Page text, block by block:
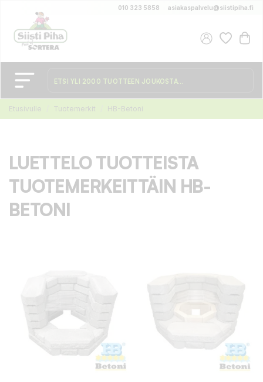
010 323 5858 asiakaspalvelu@siistipiha.fi
Etusivulle Tuotemerkit HB-Betoni
LUETTELO TUOTTEISTA
TUOTEMERKEITTÄIN HB-
BETONI